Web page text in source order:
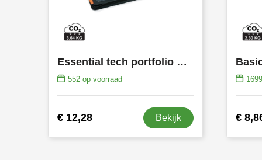
Essential tech portfolio met rits
552op voorraad
€ 12,28 Bekijk
1699
€